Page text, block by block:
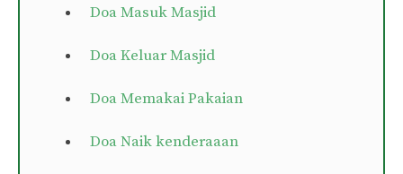
Doa Masuk Masjid
Doa Keluar Masjid
Doa Memakai Pakaian
Doa Naik kenderaaan